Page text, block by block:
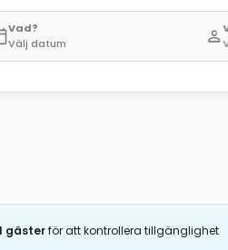
Vad?
Välj datum
gästerför att kontrollera tillgänglighet